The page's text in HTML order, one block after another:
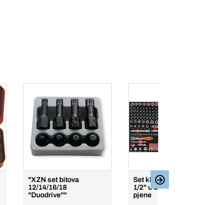
"XZN set bitova
12/14/16/18
"Duodrive""
Set ključeva 1/4", 3/8",
1/2" u ulošku od tvrde
pjene